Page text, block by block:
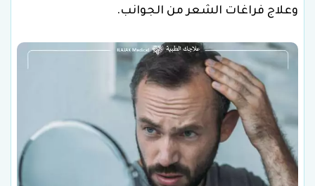
وعلاج فراغات الشعر من الجوانب.